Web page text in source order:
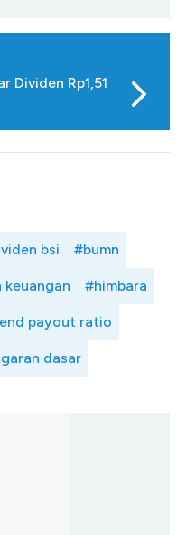
Dividen Rp1,51
bsi #bumn
keuangan #himbara
payout ratio
dasar